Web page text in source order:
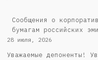
Cообщения о
бумагам российских
28 июля, 2026
Уважаемые депоненты!